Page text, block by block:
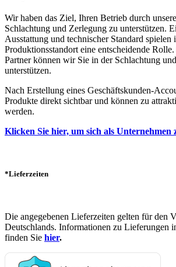
Wir haben das Ziel, Ihren Betrieb durch
Schlachtung und Zerlegung zu unterstützen.
Ausstattung und technischer Standard spielen
Produktionsstandort eine entscheidende
Partner können wir Sie in der Schlachtung
unterstützen.
Nach Erstellung eines Geschäftskunden-
Produkte direkt sichtbar und können zu
werden.
Klicken Sie hier, um sich als Unternehmen
*Lieferzeiten
Die angegebenen Lieferzeiten gelten für den
Deutschlands. Informationen zu Lieferungen
finden Sie hier.